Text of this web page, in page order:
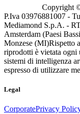
Copyright
P.Iva 03976881007 -
Mediamond S.p.A. -
Amsterdam (Paesi
Monzese (MI)Rispetto
riprodotti è vietata ogni
sistemi di intelligenza
espresso di utilizzare
Legal
CorporatePrivacy